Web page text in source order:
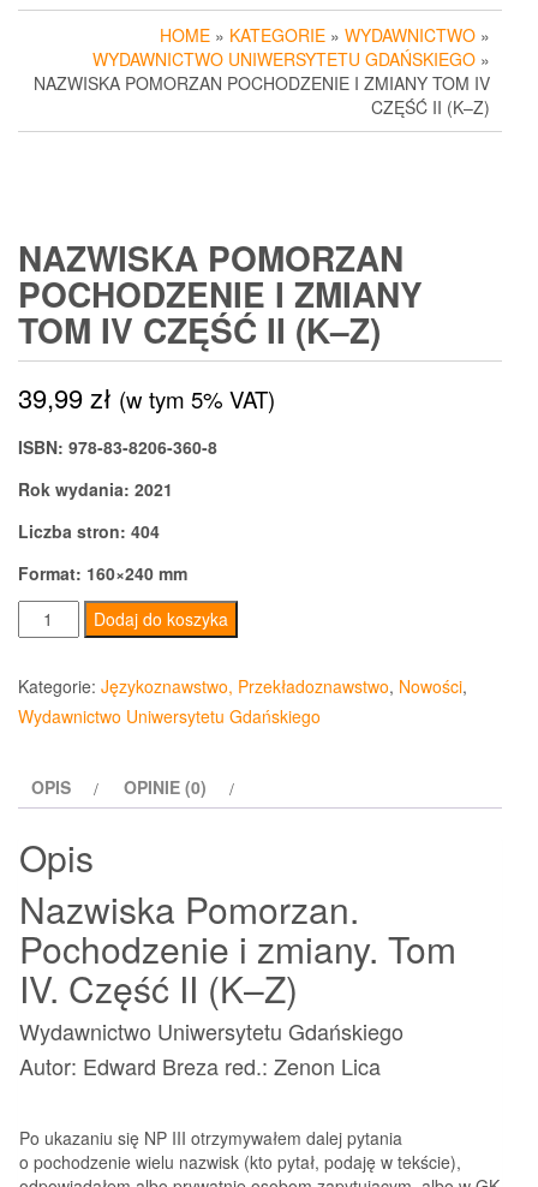
HOME » KATEGORIE » WYDAWNICTWO »
WYDAWNICTWO UNIWERSYTETU GDAŃSKIEGO »
NAZWISKA POMORZAN POCHODZENIE I ZMIANY TOM IV
CZĘŚĆ II (K–Z)
NAZWISKA POMORZAN
POCHODZENIE I ZMIANY
TOM IV CZĘŚĆ II (K–Z)
39,99zł (w tym 5% VAT)
ISBN: 978-83-8206-360-8
Rok wydania: 2021
Liczba stron: 404
Format: 160×240 mm
ilość
Nazwiska
Pomorzan
Pochodzenie
Tom
Część
(K–
Z)
Dodaj do koszyka
Kategorie: Językoznawstwo, Przekładoznawstwo, Nowości,
Wydawnictwo Uniwersytetu Gdańskiego
OPIS OPINIE (0)
Opis
Nazwiska Pomorzan.
Pochodzenie i zmiany. Tom
IV. Część II (K–Z)
Wydawnictwo Uniwersytetu Gdańskiego
Autor: Edward Breza red.: Zenon Lica
Po ukazaniu się NP III otrzymywałem dalej pytania
o pochodzenie wielu nazwisk (kto pytał, podaję w tekście),